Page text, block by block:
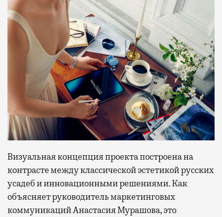
Визуальная концепция проекта построена на
контрасте между классической эстетикой русских
усадеб и инновационными решениями. Как
объясняет руководитель маркетинговых
коммуникаций Анастасия Мурашова, это